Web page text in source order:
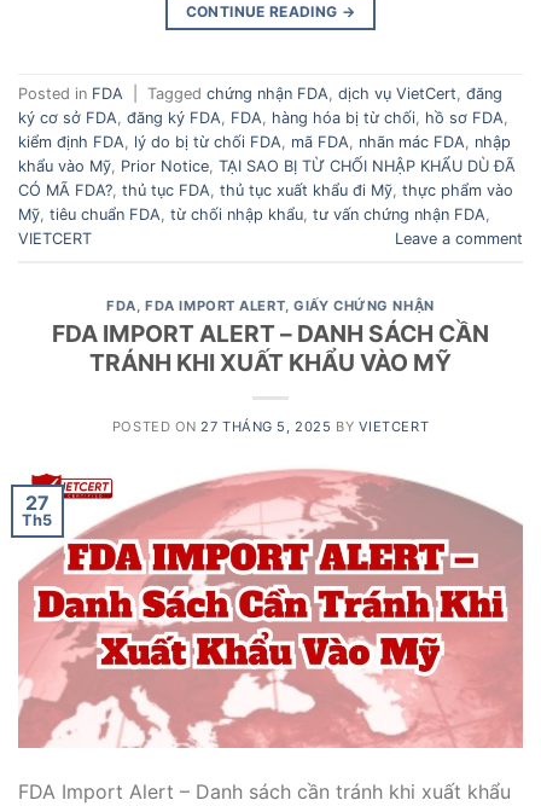
CONTINUE READING →
Posted in FDA Tagged chứng nhận FDA, dịch vụ VietCert, đăng
ký cơ sở FDA, đăng ký FDA, FDA, hàng hóa bị từ chối, hồ sơ FDA,
kiểm định FDA, lý do bị từ chối FDA, mã FDA, nhãn mác FDA, nhập
khẩu vào Mỹ, Prior Notice, TẠI SAO BỊ TỪ CHỐI NHẬP KHẨU DÙ ĐÃ
CÓ MÃ FDA?, thủ tục FDA, thủ tục xuất khẩu đi Mỹ, thực phẩm vào
Mỹ, tiêu chuẩn FDA, từ chối nhập khẩu, tư vấn chứng nhận FDA,
VIETCERT
Leave a comment
FDA ,FDA IMPORT ALERT ,GIẤY CHỨNG NHẬN
FDA IMPORT ALERT – DANH SÁCH CẦN
TRÁNH KHI XUẤT KHẨU VÀO MỸ
POSTED ON27 THÁNG 5, 2025 BY VIETCERT
27
Th5
FDA Import Alert – Danh sách cần tránh khi xuất khẩu